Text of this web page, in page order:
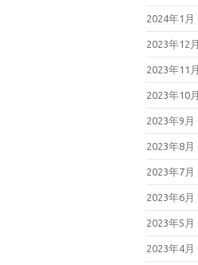
2024年1月
2023年12月
2023年11月
2023年10月
2023年9月
2023年8月
2023年7月
2023年6月
2023年5月
2023年4月